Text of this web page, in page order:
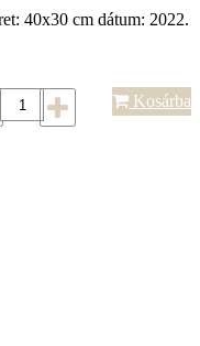
40x30 cm dátum: 2022.
Kosárba